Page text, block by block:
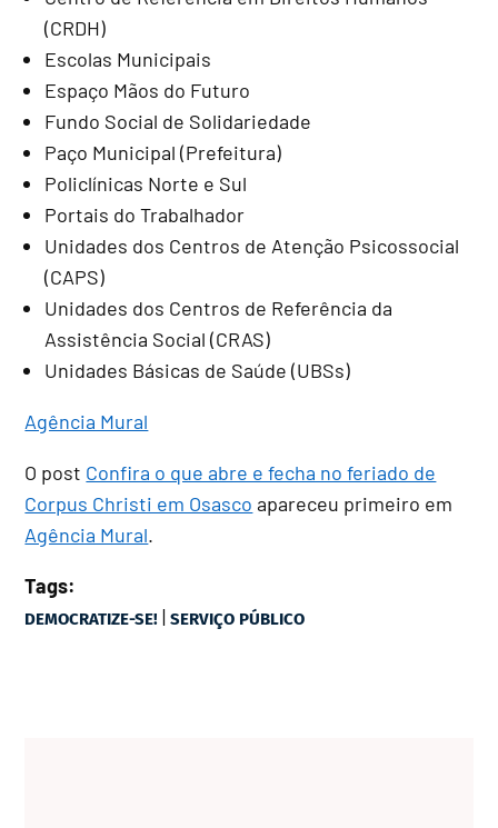
(CRDH)
Escolas Municipais
Espaço Mãos do Futuro
Fundo Social de Solidariedade
Paço Municipal (Prefeitura)
Policlínicas Norte e Sul
Portais do Trabalhador
Unidades dos Centros de Atenção Psicossocial
(CAPS)
Unidades dos Centros de Referência da
Assistência Social (CRAS)
Unidades Básicas de Saúde (UBSs)
Agência Mural
O post Confira o que abre e fecha no feriado de
Corpus Christi em Osasco apareceu primeiro em
Agência Mural.
Tags:
DEMOCRATIZE-SE! |SERVIÇO PÚBLICO